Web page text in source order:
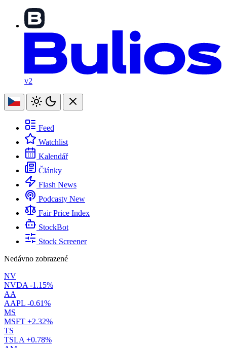
v2
Feed
Watchlist
Kalendář
Články
Flash News
Podcasty New
Fair Price Index
StockBot
Stock Screener
Nedávno zobrazené
NV
NVDA -1.15%
AA
AAPL -0.61%
MS
MSFT +2.32%
TS
TSLA +0.78%